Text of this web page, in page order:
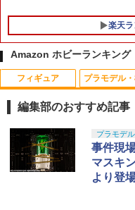
￥
￥
5
1/8
温
形）
￥
楽天
Amazon ホビーランキング
フィギュア
タ
K
NL-
￥
プラモデル
分
￥
東
ト
ハ
￥
プ
￥
編集部のおすすめ記事
プラモデル
事件現
マスキ
より登